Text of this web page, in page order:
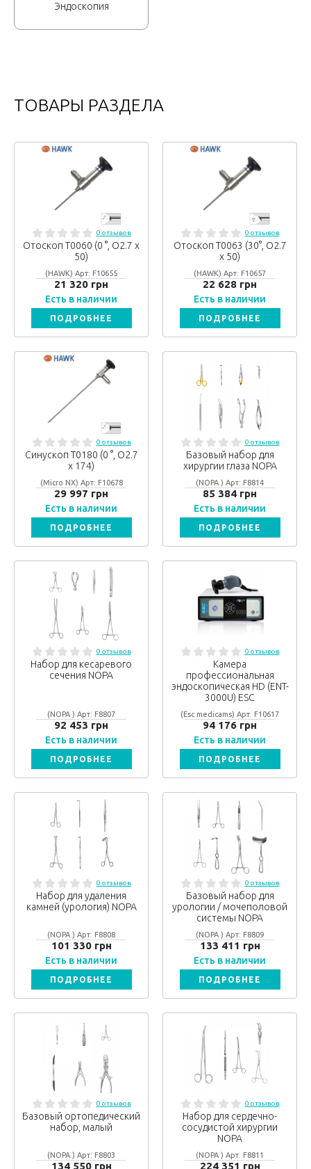
Эндоскопия
ТОВАРЫ РАЗДЕЛА
0 отзывов
Отоскоп T0060 (0 °, O2.7 x
50)
(HAWK) Арт: F10655
21 320 грн
Есть в наличии
ПОДРОБНЕЕ
0 отзывов
Отоскоп T0063 (30°, O2.7
x 50)
(HAWK) Арт: F10657
22 628 грн
Есть в наличии
ПОДРОБНЕЕ
0 отзывов
Синускоп T0180 (0 °, O2.7
x 174)
(Micro NX) Арт: F10678
29 997 грн
Есть в наличии
ПОДРОБНЕЕ
0 отзывов
Базовый набор для
хирургии глаза NOPA
(NOPA ) Арт: F8814
85 384 грн
Есть в наличии
ПОДРОБНЕЕ
0 отзывов
Набор для кесаревого
сечения NOPA
(NOPA ) Арт: F8807
92 453 грн
Есть в наличии
ПОДРОБНЕЕ
0 отзывов
Камера
профессиональная
эндоскопическая HD (ENT-
3000U) ESC
(Esc medicams) Арт: F10617
94 176 грн
Есть в наличии
ПОДРОБНЕЕ
0 отзывов
Набор для удаления
камней (урология) NOPA
(NOPA ) Арт: F8808
101 330 грн
Есть в наличии
ПОДРОБНЕЕ
0 отзывов
Базовый набор для
урологии / мочеполовой
системы NOPA
(NOPA ) Арт: F8809
133 411 грн
Есть в наличии
ПОДРОБНЕЕ
0 отзывов
Базовый ортопедический
набор, малый
(NOPA ) Арт: F8803
134 550 грн
0 отзывов
Набор для сердечно-
сосудистой хирургии
NOPA
(NOPA ) Арт: F8811
224 351 грн